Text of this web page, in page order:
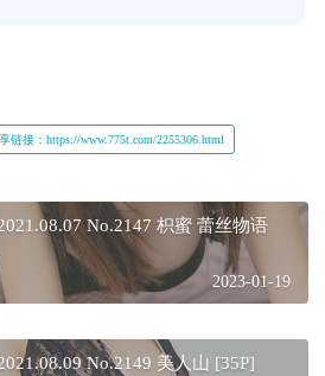
链接：https://www.775t.com/2255306.html
No.2147 枳蜜 蕾丝物语
2023-01-19
No.2149 美人山 [35P]